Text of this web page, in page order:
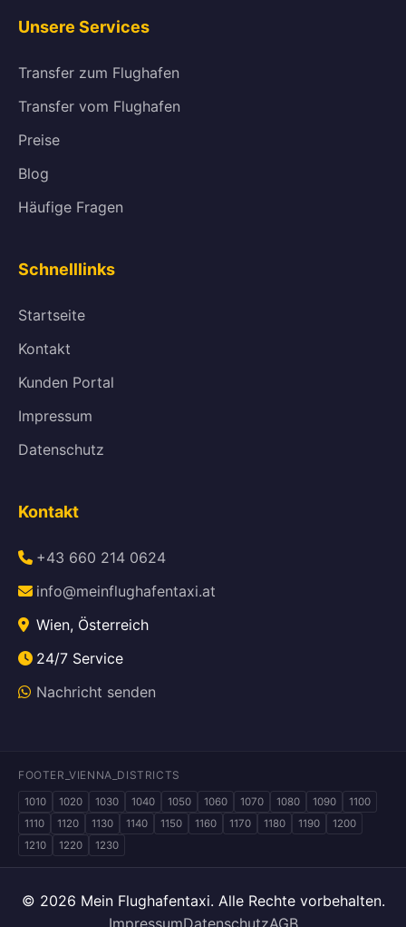
Unsere Services
Transfer zum Flughafen
Transfer vom Flughafen
Preise
Blog
Häufige Fragen
Schnelllinks
Startseite
Kontakt
Kunden Portal
Impressum
Datenschutz
Kontakt
+43 660 214 0624
info@meinflughafentaxi.at
Wien, Österreich
24/7 Service
Nachricht senden
FOOTER_VIENNA_DISTRICTS
1010 1020 1030 1040 1050 1060 1070 1080 1090
1100
1110
1120 1130 1140 1150 1160 1170 1180 1190
1200
1210
1220 1230
© 2026 Mein Flughafentaxi. Alle Rechte vorbehalten.
ImpressumDatenschutzAGB